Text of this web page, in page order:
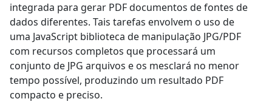
integrada para gerar PDF documentos de fontes de
dados diferentes. Tais tarefas envolvem o uso de
uma JavaScript biblioteca de manipulação JPG/PDF
com recursos completos que processará um
conjunto de JPG arquivos e os mesclará no menor
tempo possível, produzindo um resultado PDF
compacto e preciso.